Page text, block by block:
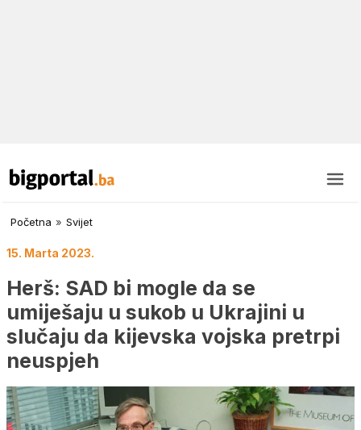
Početna » Svijet
15. Marta 2023.
Herš: SAD bi mogle da se
umiješaju u sukob u Ukrajini u
slučaju da kijevska vojska pretrpi
neuspjeh